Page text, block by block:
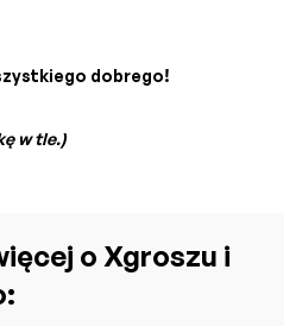
dobrego!
w tle.)
o Xgroszu i